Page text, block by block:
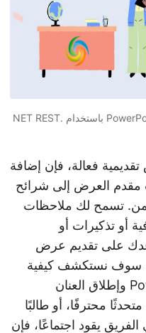
كيفية إضافة ملاحظات المتحدث في PowerPoint باستخدام .NET REST
فعالة، فإن إضافة
العرض إلى شرائح
تسمح لك ملاحظات
أو تذكيرات أو
على تقديم عرض
سوف نستكشف كيفية
إضافة ملاحظات إلى PowerPoint وإطلاق العنان
محترفًا، أو طالبًا
يقود اجتماعًا، فإن